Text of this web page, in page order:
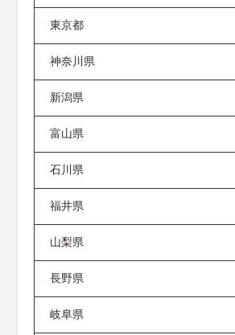
東京都
神奈川県
新潟県
富山県
石川県
福井県
山梨県
長野県
岐阜県